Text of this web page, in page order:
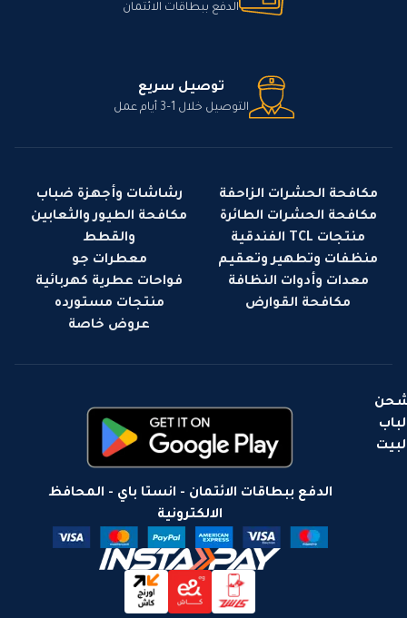
الدفع ببطاقات الائتمان
توصيل سريع
التوصيل خلال 1–3 أيام عمل
مكافحة الحشرات الزاحفة
مكافحة الحشرات الطائرة
منتجات TCL الفندقية
منظفات وتطهير وتعقيم
معدات وأدوات النظافة
مكافحة القوارض
رشاشات وأجهزة ضباب
مكافحة الطيور والثعابين
والقطط
معطرات جو
فواحات عطرية كهربائية
منتجات مستورده
عروض خاصة
لباب
الدفع ببطاقات الائتمان - انستا باي - المحافظ
الالكترونية